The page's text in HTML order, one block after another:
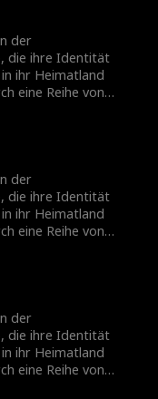
überwunden haben,
und sie
in der
der
die ihre Identität
ihr Heimatland
eine Reihe von
überwunden haben,
und sie
in der
der
die ihre Identität
ihr Heimatland
eine Reihe von
überwunden haben,
und sie
in der
der
die ihre Identität
ihr Heimatland
eine Reihe von